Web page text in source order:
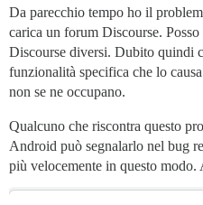
Da parecchio tempo ho il
carica un forum Discourse.
Discourse diversi. Dubito quindi
funzionalità specifica che lo
non se ne occupano.
Qualcuno che riscontra questo
Android può segnalarlo nel bug
più velocemente in questo